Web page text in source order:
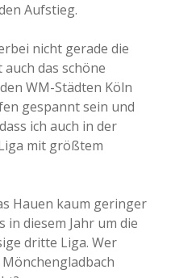
Aufstieg.
nicht gerade die
das schöne
WM-Städten Köln
gespannt sein und
ich auch in der
mit größtem
Hauen kaum geringer
in diesem Jahr um die
dritte Liga. Wer